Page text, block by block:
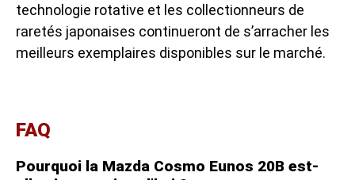
technologie rotative et les collectionneurs de
raretés japonaises continueront de s’arracher les
meilleurs exemplaires disponibles sur le marché.
FAQ
Pourquoi la Mazda Cosmo Eunos 20B est-